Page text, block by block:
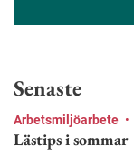
Senaste
Arbetsmiljöarbete •
Lästips i sommar